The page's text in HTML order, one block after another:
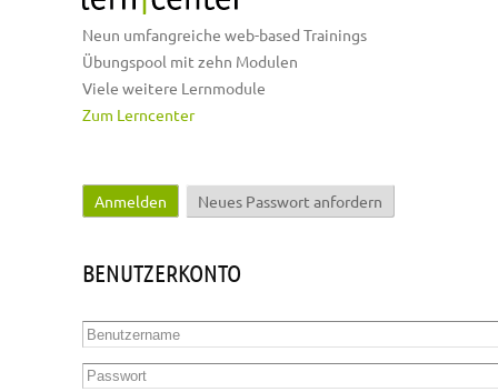
Neun umfangreiche web-based Trainings
Übungspool mit zehn Modulen
Viele weitere Lernmodule
Zum Lerncenter
Haupt-Reiter
Anmelden (aktiver Reiter)
Neues Passwort anfordern
BENUTZERKONTO
Benutzername
Passwort